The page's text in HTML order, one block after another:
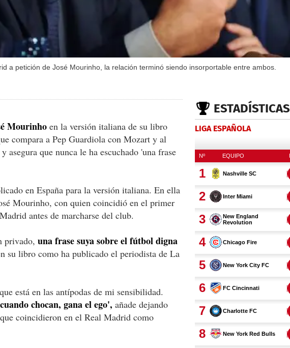
a petición de José Mourinho, la relación terminó siendo insorportable entre ambos.
Mourinho en la versión italiana de su libro
compara a Pep Guardiola con Mozart y al
asegura que nunca le ha escuchado 'una frase
en España para la versión italiana. En ella
Mourinho, con quien coincidió en el primer
antes de marcharse del club.
privado, una frase suya sobre el fútbol digna
su libro como ha publicado el periodista de La
está en las antípodas de mi sensibilidad.
chocan, gana el ego', añade dejando
coincidieron en el Real Madrid como
ESTADÍSTICAS
LIGA ESPAÑOLA